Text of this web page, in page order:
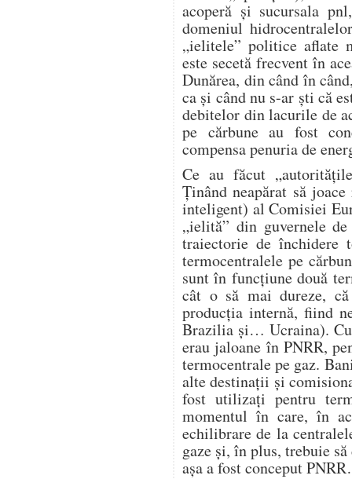
acoperă și sucursala
domeniul
„ielitele” politice aflate
este secetă frecvent în
Dunărea, din când în
ca și când nu s-ar ști că
debitelor din lacurile de
pe cărbune au fost
compensa penuria de
Ce au făcut
Ținând neapărat să
inteligent) al Comisiei
„ielită” din guvernele
traiectorie de închidere
termocentralele pe
sunt în funcțiune două
cât o să mai dureze,
producția internă, fiind
Brazilia și… Ucraina).
erau jaloane în PNRR,
termocentrale pe gaz.
alte destinații și
fost utilizați pentru
momentul în care, în
echilibrare de la
gaze și, în plus, trebuie
așa a fost conceput